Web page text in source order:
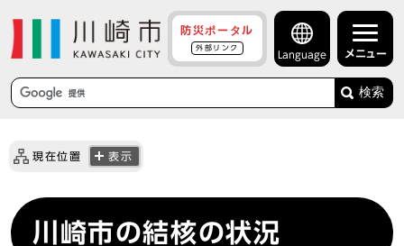
防災ポータル
外部リンク
Language メニュー
検索
現在位置 表示
川崎市の結核の状況